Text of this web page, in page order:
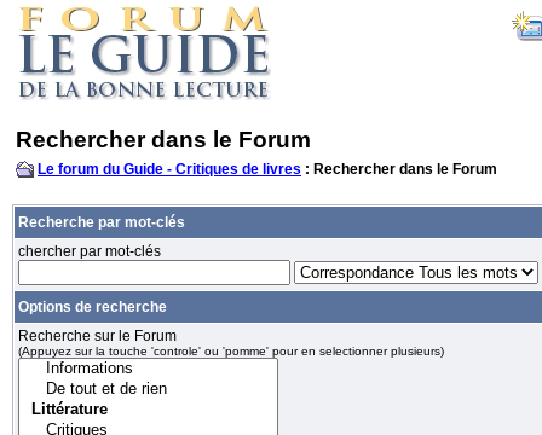
Rechercher dans le Forum
Le forum du Guide - Critiques de livres : Rechercher dans le Forum
Recherche par mot-clés
chercher par mot-clés
Options de recherche
Recherche sur le Forum
(Appuyez sur la touche 'controle' ou 'pomme' pour en selectionner plusieurs)